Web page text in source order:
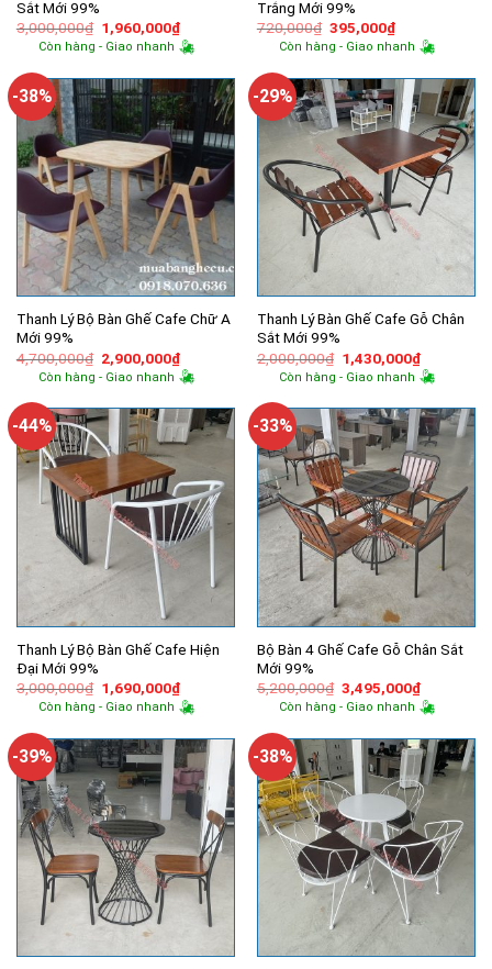
Sắt Mới 99%
3,000,000₫ Giá
gốc
là:
1,960,000₫Giá
hiện
tại
1,960,000₫.
Còn hàng - Giao nhanh
Trắng Mới 99%
720,000₫ Giá
gốc
là:
395,000₫Giá
hiện
tại
395,000₫.
Còn hàng - Giao nhanh
-38%
Thanh Lý Bộ Bàn Ghế Cafe Chữ A
Mới 99%
4,700,000₫ Giá
gốc
là:
2,900,000₫Giá
hiện
tại
2,900,000₫.
Còn hàng - Giao nhanh
-29%
Thanh Lý Bàn Ghế Cafe Gỗ Chân
Sắt Mới 99%
2,000,000₫ Giá
gốc
là:
1,430,000₫Giá
hiện
tại
Còn hàng - Giao nhanh
-44%
Thanh Lý Bộ Bàn Ghế Cafe Hiện
Đại Mới 99%
3,000,000₫ Giá
gốc
là:
1,690,000₫Giá
hiện
tại
1,690,000₫.
Còn hàng - Giao nhanh
-33%
Bộ Bàn 4 Ghế Cafe Gỗ Chân Sắt
Mới 99%
5,200,000₫ Giá
gốc
là:
3,495,000₫Giá
hiện
tại
Còn hàng - Giao nhanh
-39% -38%